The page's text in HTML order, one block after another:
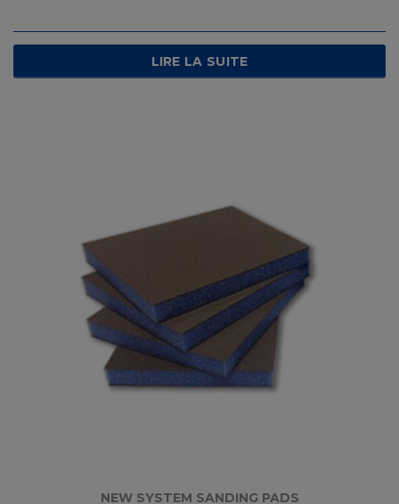
LIRE LA SUITE
NEW SYSTEM SANDING PADS